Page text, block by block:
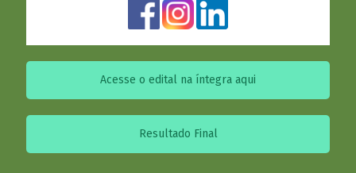
Acesse o edital na íntegra aqui
Resultado Final